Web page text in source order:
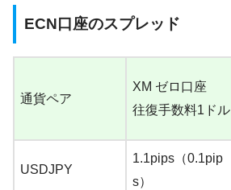
ECN口座のスプレッド
通貨ペア
XM ゼロ口座
往復手数料1ドル
USDJPY
1.1pips（0.1pip
s）